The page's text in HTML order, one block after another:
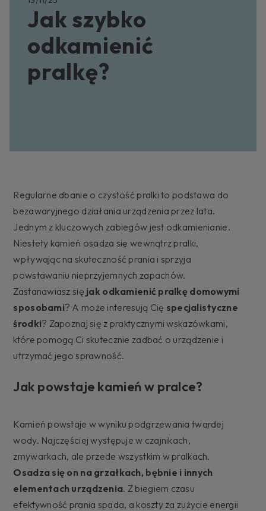
Jak szybko
odkamienić
pralkę?
Regularne dbanie o czystość pralki to podstawa do
bezawaryjnego działania urządzenia przez lata.
Jednym z kluczowych zabiegów jest odkamienianie.
Niestety kamień osadza się wewnątrz pralki,
wpływając na skuteczność prania i sprzyja
powstawaniu nieprzyjemnych zapachów.
Zastanawiasz się jak odkamienić pralkę domowymi
sposobami? A może interesują Cię specjalistyczne
środki? Zapoznaj się z praktycznymi wskazówkami,
które pomogą Ci skutecznie zadbać o urządzenie i
utrzymać jego sprawność.
Jak powstaje kamień w pralce?
Kamień powstaje w wyniku podgrzewania twardej
wody. Najczęściej występuje w czajnikach,
zmywarkach, ale przede wszystkim w pralkach.
Osadza się on na grzałkach, bębnie i innych
elementach urządzenia. Z biegiem czasu
efektywność prania spada, a koszty za zużycie energii